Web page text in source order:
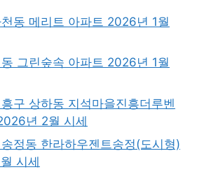
동 메리트 아파트 2026년 1월
그린숲속 아파트 2026년 1월
구 상하동 지석마을진흥더루벤
년 2월 시세
정동 한라하우젠트송정(도시형)
시세